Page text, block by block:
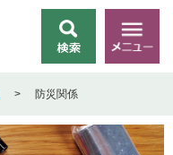
索
メ
ニ
> 防災関係